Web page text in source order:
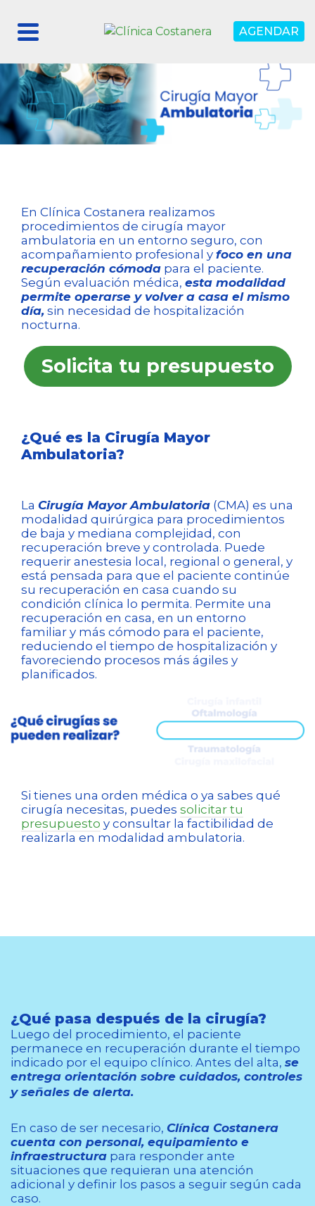
AGENDAR
En Clínica Costanera realizamos
procedimientos de cirugía mayor
ambulatoria en un entorno seguro, con
acompañamiento profesional y foco en una
recuperación cómoda para el paciente.
Según evaluación médica, esta modalidad
permite operarse y volver a casa el mismo
día, sin necesidad de hospitalización
nocturna.
Solicita tu presupuesto
¿Qué es la Cirugía Mayor
Ambulatoria?
La Cirugía Mayor Ambulatoria (CMA) es una
modalidad quirúrgica para procedimientos
de baja y mediana complejidad, con
recuperación breve y controlada. Puede
requerir anestesia local, regional o general, y
está pensada para que el paciente continúe
su recuperación en casa cuando su
condición clínica lo permita. Permite una
recuperación en casa, en un entorno
familiar y más cómodo para el paciente,
reduciendo el tiempo de hospitalización y
favoreciendo procesos más ágiles y
planificados.
Si tienes una orden médica o ya sabes qué
cirugía necesitas, puedes solicitar tu
presupuesto y consultar la factibilidad de
realizarla en modalidad ambulatoria.
¿Qué pasa después de la cirugía?
Luego del procedimiento, el paciente
permanece en recuperación durante el tiempo
indicado por el equipo clínico. Antes del alta, se
entrega orientación sobre cuidados, controles
y señales de alerta.
En caso de ser necesario, Clínica Costanera
cuenta con personal, equipamiento e
infraestructura para responder ante
situaciones que requieran una atención
adicional y definir los pasos a seguir según cada
caso.